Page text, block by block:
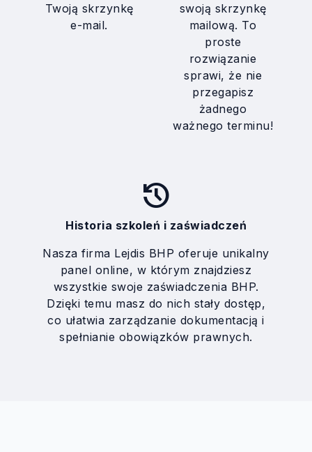
Twoją skrzynkę
e-mail.
swoją skrzynkę
mailową. To
proste
rozwiązanie
sprawi, że nie
przegapisz
żadnego
ważnego terminu!
history
Historia szkoleń i zaświadczeń
Nasza firma Lejdis BHP oferuje unikalny
panel online, w którym znajdziesz
wszystkie swoje zaświadczenia BHP.
Dzięki temu masz do nich stały dostęp,
co ułatwia zarządzanie dokumentacją i
spełnianie obowiązków prawnych.